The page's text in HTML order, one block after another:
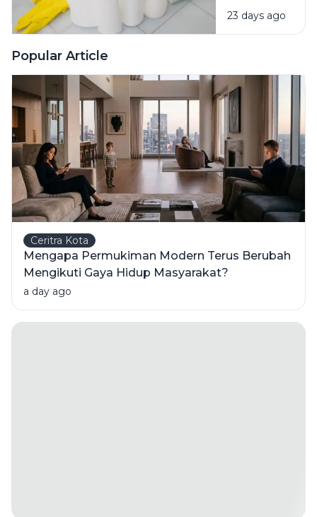
Bahan
Pembersih
23 days ago
Popular Article
Ceritra Kota
Mengapa Permukiman Modern Terus Berubah
Mengikuti Gaya Hidup Masyarakat?
a day ago